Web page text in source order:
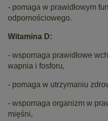
- pomaga w prawidłowym
odpornościowego.
Witamina D:
- wspomaga prawidłowe
wapnia i fosforu,
- pomaga w utrzymaniu
- wspomaga organizm w
mięśni,